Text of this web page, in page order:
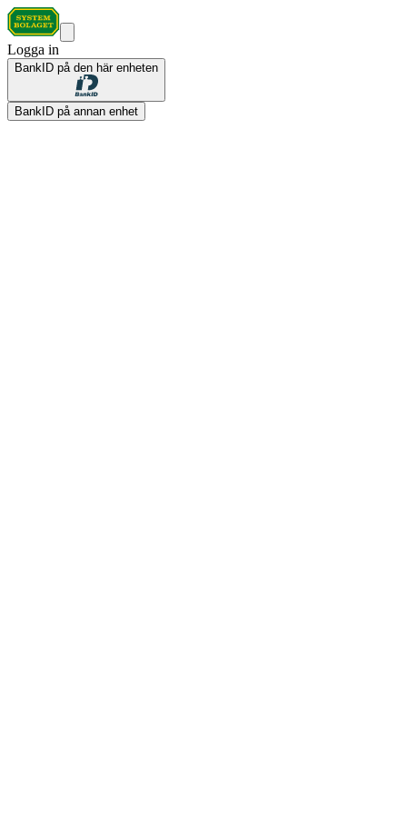
Logga in
BankID på den här enheten
BankID på annan enhet